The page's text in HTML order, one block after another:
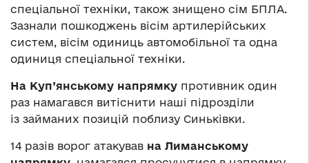
спеціальної техніки, також знищено сім БПЛА.
Зазнали пошкоджень вісім артилерійських
систем, вісім одиниць автомобільної та одна
одиниця спеціальної техніки.
На Куп’янському напрямку противник один
раз намагався витіснити наші підрозділи
із займаних позицій поблизу Синьківки.
14 разів ворог атакував на Лиманському